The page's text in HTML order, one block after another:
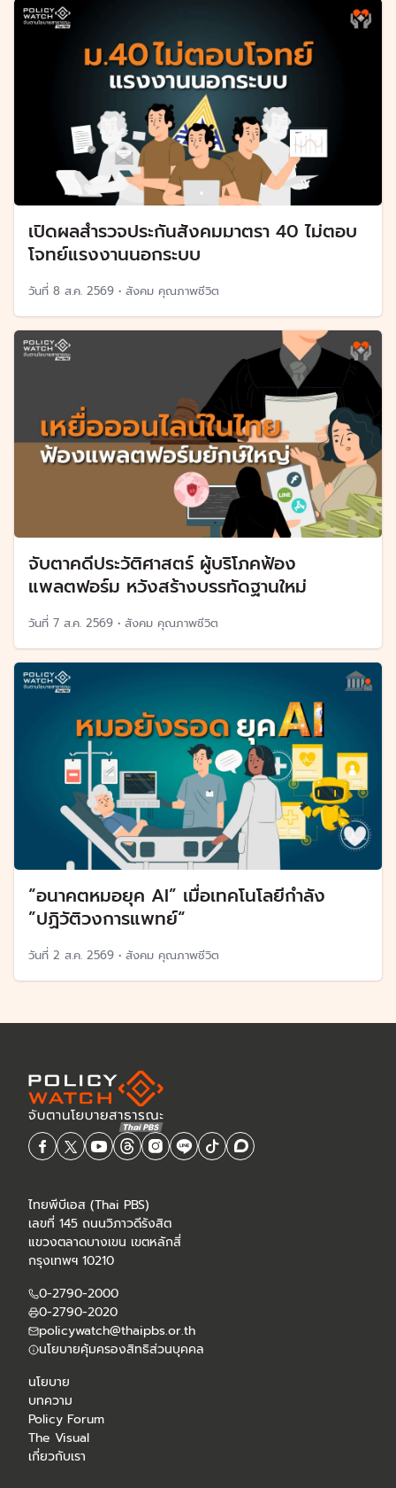
เปิดผลสำรวจประกันสังคมมาตรา 40 ไม่ตอบ
โจทย์แรงงานนอกระบบ
วันที่ 8 ส.ค. 2569 • สังคม คุณภาพชีวิต
จับตาคดีประวัติศาสตร์ ผู้บริโภคฟ้อง
แพลตฟอร์ม หวังสร้างบรรทัดฐานใหม่
วันที่ 7 ส.ค. 2569 • สังคม คุณภาพชีวิต
“อนาคตหมอยุค AI” เมื่อเทคโนโลยีกำลัง
”ปฏิวัติวงการแพทย์“
วันที่ 2 ส.ค. 2569 • สังคม คุณภาพชีวิต
ไทยพีบีเอส (Thai PBS)
เลขที่ 145 ถนนวิภาวดีรังสิต
แขวงตลาดบางเขน เขตหลักสี่
กรุงเทพฯ 10210
0-2790-2000
0-2790-2020
policywatch@thaipbs.or.th
นโยบายคุ้มครองสิทธิส่วนบุคคล
นโยบาย
บทความ
Policy Forum
The Visual
เกี่ยวกับเรา